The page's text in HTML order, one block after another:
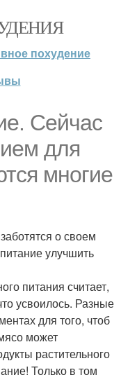
похудение
Сейчас
для
многие
о своем
улучшить
питания считает,
усвоилось. Разные
для того, чтоб
может
растительного
Только в том